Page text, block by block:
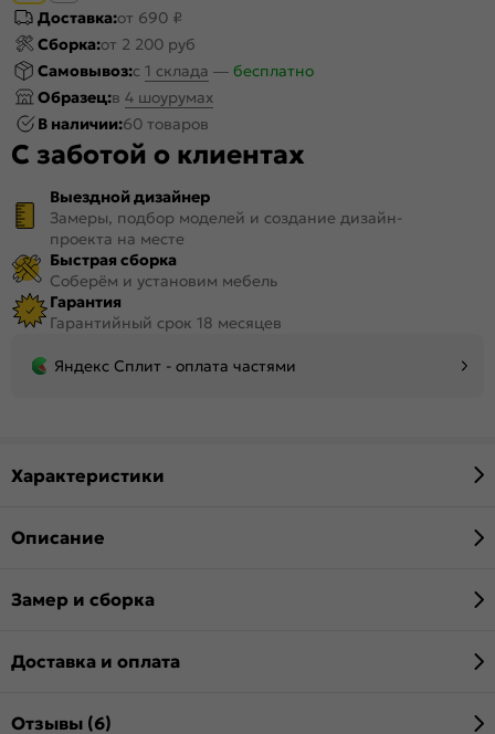
Доставка:от 690 ₽
Сборка:от 2 200 руб
Самовывоз:c 1 склада — бесплатно
Образец:в 4 шоурумах
В наличии:60 товаров
С заботой о клиентах
Выездной дизайнер
Замеры, подбор моделей и создание дизайн-
проекта на месте
Быстрая сборка
Соберём и установим мебель
Гарантия
Гарантийный срок 18 месяцев
Яндекс Сплит - оплата частями
Характеристики
Описание
Замер и сборка
Доставка и оплата
Отзывы (6)